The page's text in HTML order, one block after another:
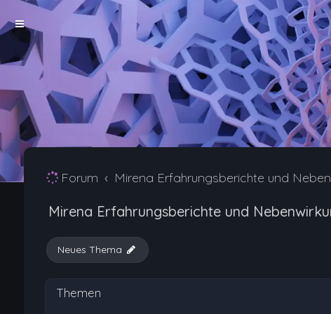
Forum Mirena Erfahrungsberichte und
Mirena Erfahrungsberichte und
Neues Thema
Themen